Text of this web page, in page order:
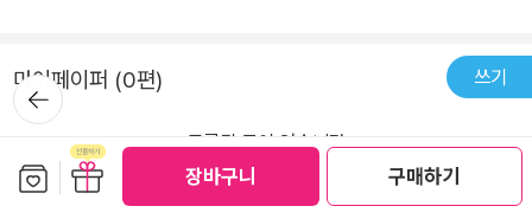
장바구니 구매하기
성까지 모두 담긴 책이었어요. 이번 여름방학에는 책에서 만난 생물
들을 실제로 보기 위해 계곡이나 바다로 생물 관찰 여행을 떠나보면
어떨까 생각 중이에요. 아이들에게는 이 책이 단순한 도감이 아니라
살아있는 자연교과서 같은 존재예요.생물을 좋아하거나, 자연에 관심
있는 아이에게 꼭 추천하고 싶은 책이에요. 에그박사 시리즈는 아이
마이페이퍼 (0편) 쓰기
등록된 글이 없습니다
반품/교환 안내
뒤로가
기